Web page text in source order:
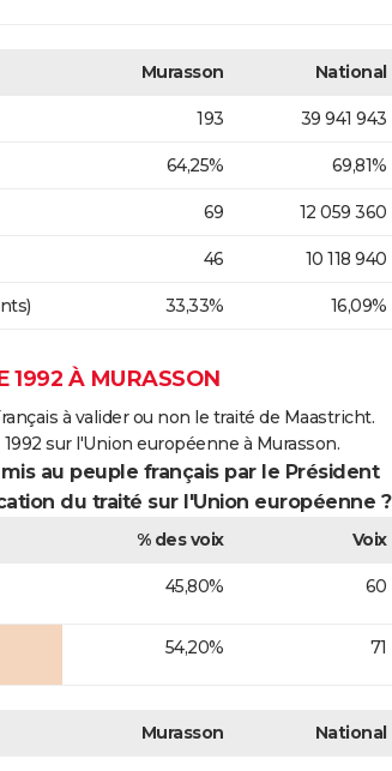
Murasson National
193 39 941 943
64,25% 69,81%
69 12 059 360
46 10 118 940
33,33% 16,09%
1992 À MURASSON
à valider ou non le traité de Maastricht.
sur l'Union européenne à Murasson.
au peuple français par le Président
du traité sur l'Union européenne ?
% des voix
Voix
45,80% 60
54,20% 71
Murasson National